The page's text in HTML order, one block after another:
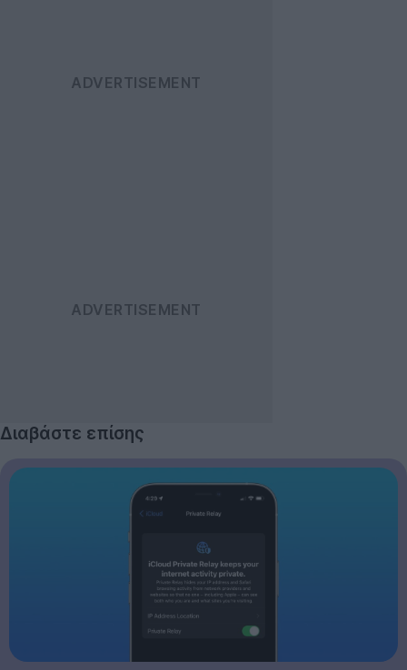
Διαβάστε επίσης